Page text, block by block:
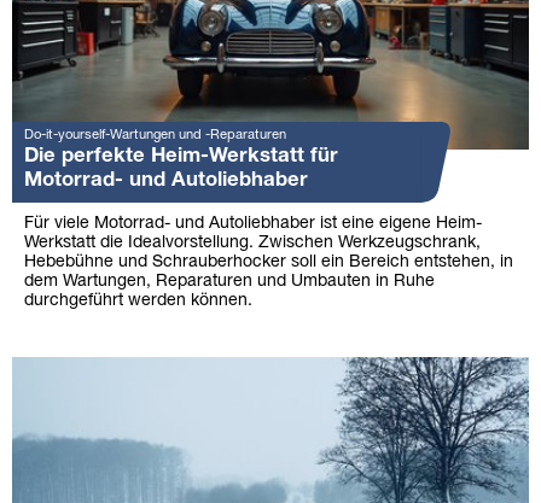
Do-it-yourself-Wartungen und -Reparaturen
Die perfekte Heim-Werkstatt für
Motorrad- und Autoliebhaber
Für viele Motorrad- und Autoliebhaber ist eine eigene Heim-
Werkstatt die Idealvorstellung. Zwischen Werkzeugschrank,
Hebebühne und Schrauberhocker soll ein Bereich entstehen, in
dem Wartungen, Reparaturen und Umbauten in Ruhe
durchgeführt werden können.